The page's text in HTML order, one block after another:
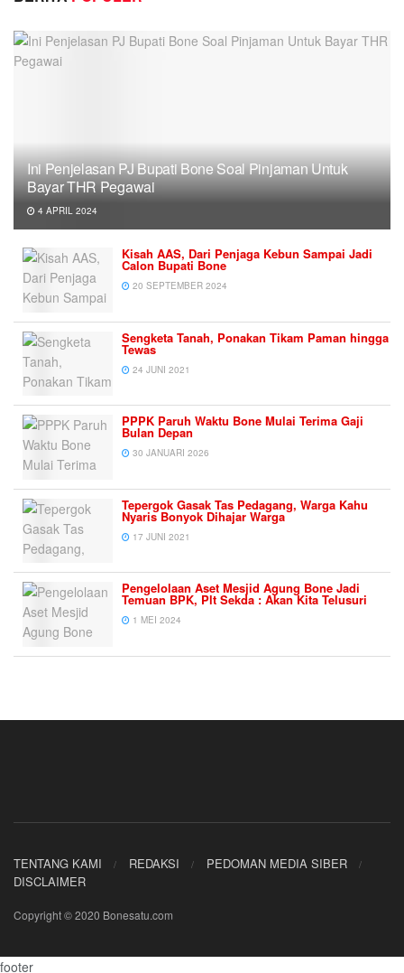
Ini Penjelasan PJ Bupati Bone Soal Pinjaman Untuk
Bayar THR Pegawai
4 APRIL 2024
Kisah AAS, Dari Penjaga Kebun Sampai Jadi
Calon Bupati Bone
20 SEPTEMBER 2024
Sengketa Tanah, Ponakan Tikam Paman hingga
Tewas
24 JUNI 2021
PPPK Paruh Waktu Bone Mulai Terima Gaji
Bulan Depan
30 JANUARI 2026
Tepergok Gasak Tas Pedagang, Warga Kahu
Nyaris Bonyok Dihajar Warga
17 JUNI 2021
Pengelolaan Aset Mesjid Agung Bone Jadi
Temuan BPK, Plt Sekda : Akan Kita Telusuri
1 MEI 2024
TENTANG KAMI REDAKSI
PEDOMAN MEDIA SIBER
DISCLAIMER
Copyright © 2020 Bonesatu.com
footer